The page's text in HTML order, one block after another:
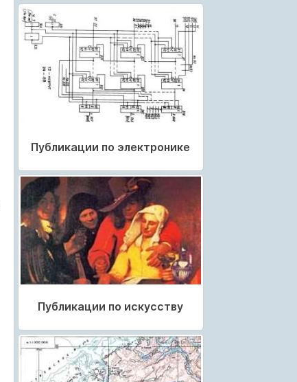
Публикации по электронике
Публикации по искусству